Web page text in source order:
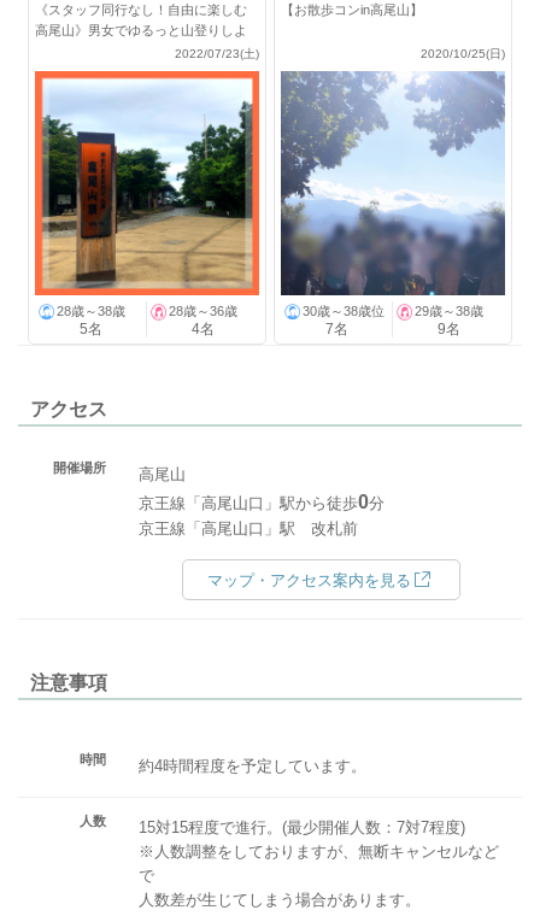
《スタッフ同行なし！自由に楽しむ
高尾山》男女でゆるっと山登りしよ
2022/07/23(土)
28歳～38歳
5名
28歳～36歳
4名
【お散歩コンin高尾山】
2020/10/25(日)
30歳～38歳位
7名
29歳～38歳
9名
アクセス
開催場所
高尾山
京王線「高尾山口」駅から徒歩0分
京王線「高尾山口」駅 改札前
マップ・アクセス案内を見る
注意事項
時間 約4時間程度を予定しています。
人数
15対15程度で進行。(最少開催人数：7対7程度)
※人数調整をしておりますが、無断キャンセルなど
で
人数差が生じてしまう場合があります。